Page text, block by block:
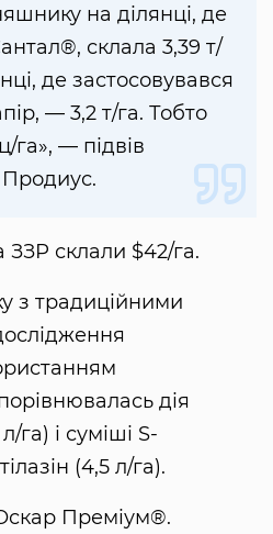
на ділянці, де
склала 3,39 т/
де застосовувався
— 3,2 т/га. Тобто
га», — підвів
ЗЗР склали $42/га.
з традиційними
дія
га) і суміші S-
(4,5 л/га).
Преміум®.